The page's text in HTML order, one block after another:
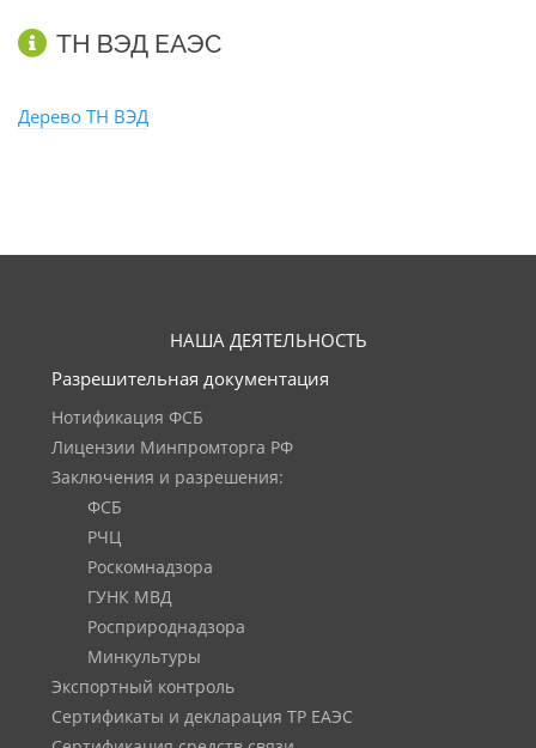
ТН ВЭД ЕАЭС
Дерево ТН ВЭД
НАША ДЕЯТЕЛЬНОСТЬ
Разрешительная документация
Нотификация ФСБ
Лицензии Минпромторга РФ
Заключения и разрешения:
ФСБ
РЧЦ
Роскомнадзора
ГУНК МВД
Росприроднадзора
Минкультуры
Экспортный контроль
Сертификаты и декларация ТР ЕАЭС